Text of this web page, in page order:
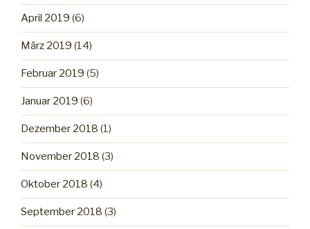
April 2019 (6)
März 2019 (14)
Februar 2019 (5)
Januar 2019 (6)
Dezember 2018 (1)
November 2018 (3)
Oktober 2018 (4)
September 2018 (3)